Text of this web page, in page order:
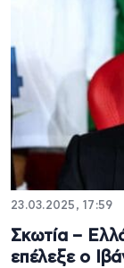
23.03.2025, 17:59
Σκωτία –
επέλεξε ο